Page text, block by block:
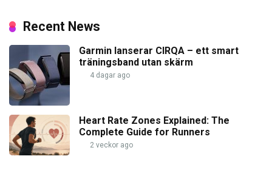
Recent News
Garmin lanserar CIRQA – ett smart
träningsband utan skärm
4 dagar ago
Heart Rate Zones Explained: The
Complete Guide for Runners
2 veckor ago